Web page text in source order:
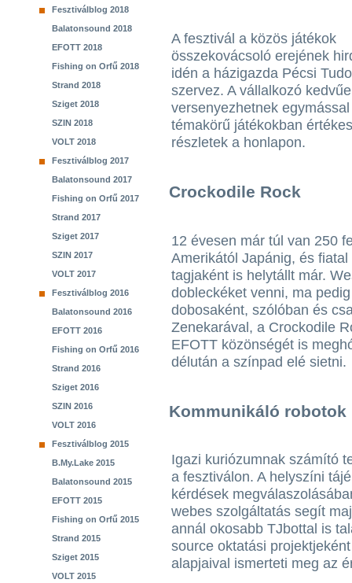
Fesztiválblog 2018
Balatonsound 2018
EFOTT 2018
Fishing on Orfű 2018
Strand 2018
Sziget 2018
SZIN 2018
VOLT 2018
Fesztiválblog 2017
Balatonsound 2017
Fishing on Orfű 2017
Strand 2017
Sziget 2017
SZIN 2017
VOLT 2017
Fesztiválblog 2016
Balatonsound 2016
EFOTT 2016
Fishing on Orfű 2016
Strand 2016
Sziget 2016
SZIN 2016
VOLT 2016
Fesztiválblog 2015
B.My.Lake 2015
Balatonsound 2015
EFOTT 2015
Fishing on Orfű 2015
Strand 2015
Sziget 2015
VOLT 2015
A fesztivál a közös játékok
összekovácsoló erejének
idén a házigazda Pécsi
szervez. A vállalkozó
versenyezhetnek
témakörű játékokban
részletek a honlapon.
Crockodile Rock
12 évesen már túl van 250
Amerikától Japánig, és
tagjaként is helytállt már.
dobleckéket venni, ma
dobosaként, szólóban és
Zenekarával, a Crockodile
EFOTT közönségét is
délután a színpad elé sietni.
Kommunikáló robotok
Igazi kuriózumnak számító
a fesztiválon. A helyszíni
kérdések
webes szolgáltatás segít
annál okosabb TJbottal is
source oktatási
alapjaival ismerteti meg az